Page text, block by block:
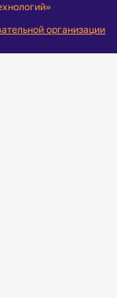
организации